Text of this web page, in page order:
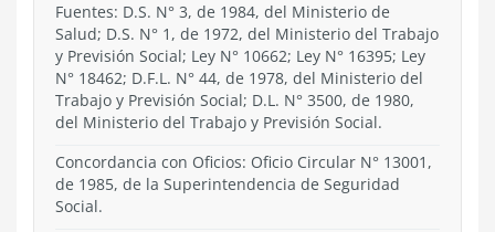
Fuentes: D.S. N° 3, de 1984, del Ministerio de
Salud; D.S. N° 1, de 1972, del Ministerio del Trabajo
y Previsión Social; Ley N° 10662; Ley N° 16395; Ley
N° 18462; D.F.L. N° 44, de 1978, del Ministerio del
Trabajo y Previsión Social; D.L. N° 3500, de 1980,
del Ministerio del Trabajo y Previsión Social.
Concordancia con Oficios: Oficio Circular N° 13001,
de 1985, de la Superintendencia de Seguridad
Social.